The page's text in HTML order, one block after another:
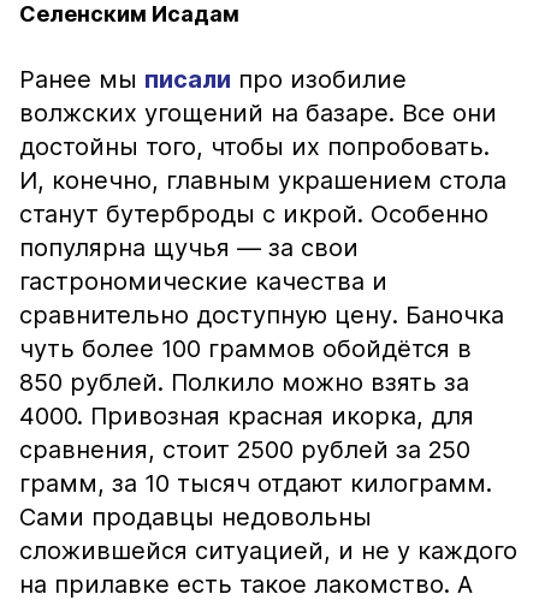
Селенским Исадам
Ранее мы писали про изобилие
волжских угощений на базаре. Все они
достойны того, чтобы их попробовать.
И, конечно, главным украшением стола
станут бутерброды с икрой. Особенно
популярна щучья — за свои
гастрономические качества и
сравнительно доступную цену. Баночка
чуть более 100 граммов обойдётся в
850 рублей. Полкило можно взять за
4000. Привозная красная икорка, для
сравнения, стоит 2500 рублей за 250
грамм, за 10 тысяч отдают килограмм.
Сами продавцы недовольны
сложившейся ситуацией, и не у каждого
на прилавке есть такое лакомство. А